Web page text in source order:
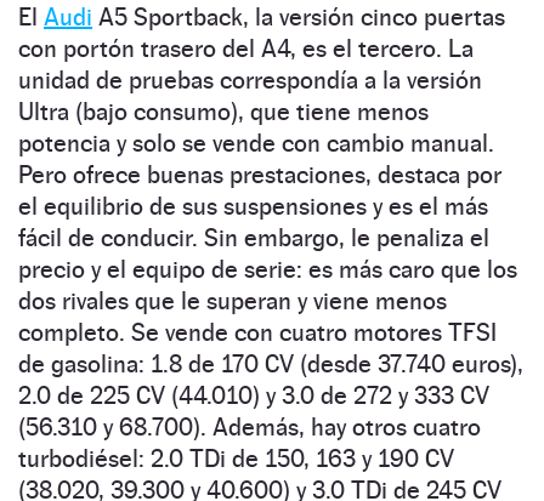
El Audi A5 Sportback, la versión cinco puertas
con portón trasero del A4, es el tercero. La
unidad de pruebas correspondía a la versión
Ultra (bajo consumo), que tiene menos
potencia y solo se vende con cambio manual.
Pero ofrece buenas prestaciones, destaca por
el equilibrio de sus suspensiones y es el más
fácil de conducir. Sin embargo, le penaliza el
precio y el equipo de serie: es más caro que los
dos rivales que le superan y viene menos
completo. Se vende con cuatro motores TFSI
de gasolina: 1.8 de 170 CV (desde 37.740 euros),
2.0 de 225 CV (44.010) y 3.0 de 272 y 333 CV
(56.310 y 68.700). Además, hay otros cuatro
turbodiésel: 2.0 TDi de 150, 163 y 190 CV
(38.020, 39.300 y 40.600) y 3.0 TDi de 245 CV